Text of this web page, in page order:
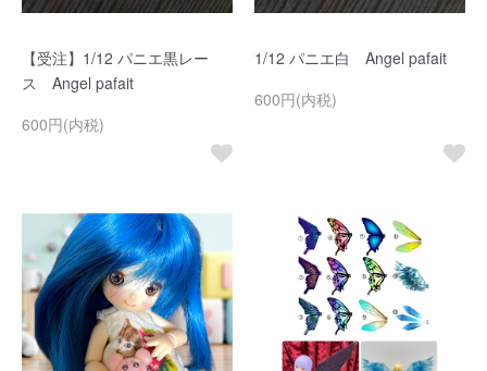
【受注】1/12 パニエ黒レー
ス Angel pafait
600円(内税)
1/12 パニエ白 Angel pafait
600円(内税)